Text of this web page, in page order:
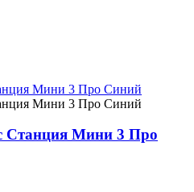
Станция Мини 3 Про